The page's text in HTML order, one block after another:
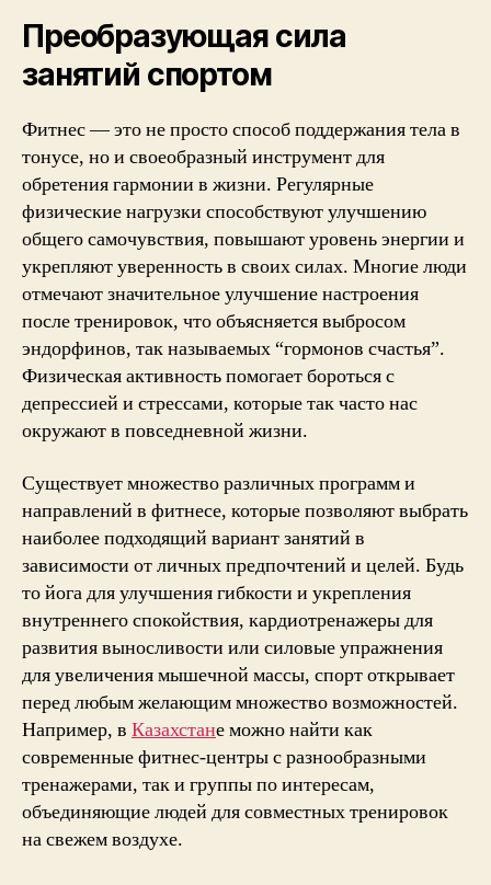
жизнь
Преобразующая сила
занятий спортом
Фитнес — это не просто способ поддержания тела в
тонусе, но и своеобразный инструмент для
обретения гармонии в жизни. Регулярные
физические нагрузки способствуют улучшению
общего самочувствия, повышают уровень энергии и
укрепляют уверенность в своих силах. Многие люди
отмечают значительное улучшение настроения
после тренировок, что объясняется выбросом
эндорфинов, так называемых “гормонов счастья”.
Физическая активность помогает бороться с
депрессией и стрессами, которые так часто нас
окружают в повседневной жизни.
Существует множество различных программ и
направлений в фитнесе, которые позволяют выбрать
наиболее подходящий вариант занятий в
зависимости от личных предпочтений и целей. Будь
то йога для улучшения гибкости и укрепления
внутреннего спокойствия, кардиотренажеры для
развития выносливости или силовые упражнения
для увеличения мышечной массы, спорт открывает
перед любым желающим множество возможностей.
Например, в Казахстане можно найти как
современные фитнес-центры с разнообразными
тренажерами, так и группы по интересам,
объединяющие людей для совместных тренировок
на свежем воздухе.